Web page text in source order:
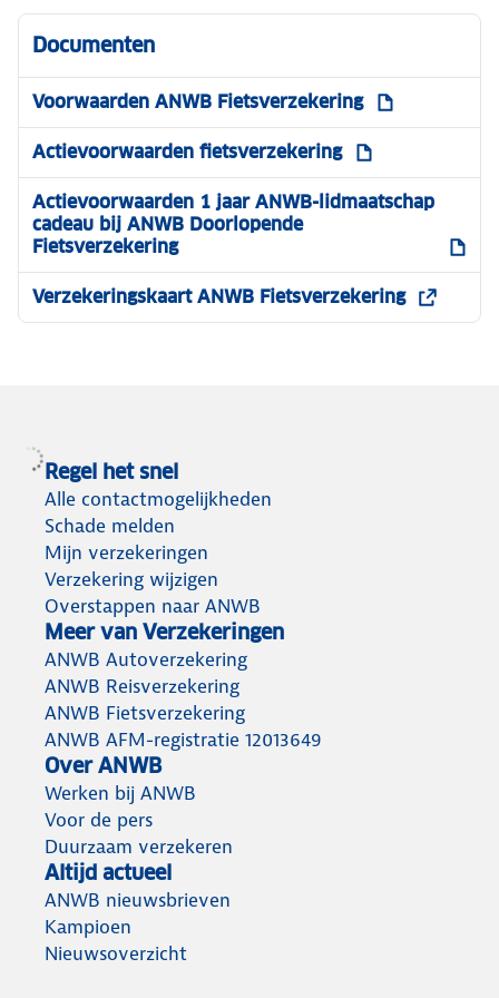
Het ANWB Kinderfietsenplan zamelt fietsen
in, knapt ze op en geeft ze door aan kinderen
die geen fiets hebben.
Documenten
Voorwaarden ANWB Fietsverzekering
Actievoorwaarden fietsverzekering
Actievoorwaarden 1 jaar ANWB-lidmaatschap
cadeau bij ANWB Doorlopende
Fietsverzekering
Verzekeringskaart ANWB Fietsverzekering
Regel het snel
Alle contactmogelijkheden
Schade melden
Mijn verzekeringen
Verzekering wijzigen
Overstappen naar ANWB
Meer van Verzekeringen
ANWB Autoverzekering
ANWB Reisverzekering
ANWB Fietsverzekering
ANWB AFM-registratie 12013649
Over ANWB
Werken bij ANWB
Voor de pers
Duurzaam verzekeren
Altijd actueel
ANWB nieuwsbrieven
Kampioen
Nieuwsoverzicht